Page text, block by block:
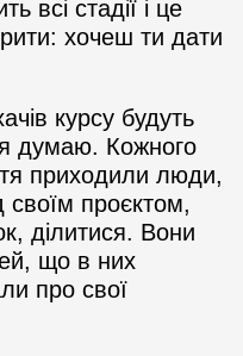
всі стадії і це
хочеш ти дати
курсу будуть
я думаю. Кожного
приходили люди,
своїм проєктом,
ділитися. Вони
що в них
про свої